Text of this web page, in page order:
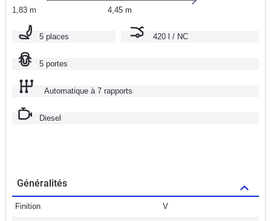
1,83 m 4,45 m
5 places 420 l / NC
5 portes
Automatique à 7 rapports
Diesel
Généralités
Finition V